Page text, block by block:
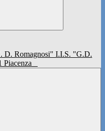
I.I.S. "G.D.
Piacenza